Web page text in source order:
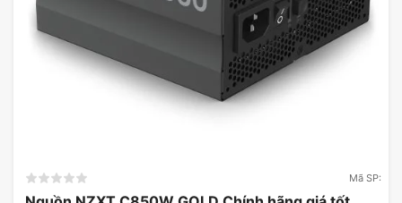
Mã SP: